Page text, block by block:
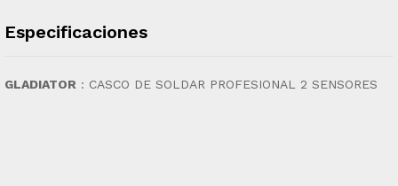
Especificaciones
GLADIATOR : CASCO DE SOLDAR PROFESIONAL 2 SENSORES